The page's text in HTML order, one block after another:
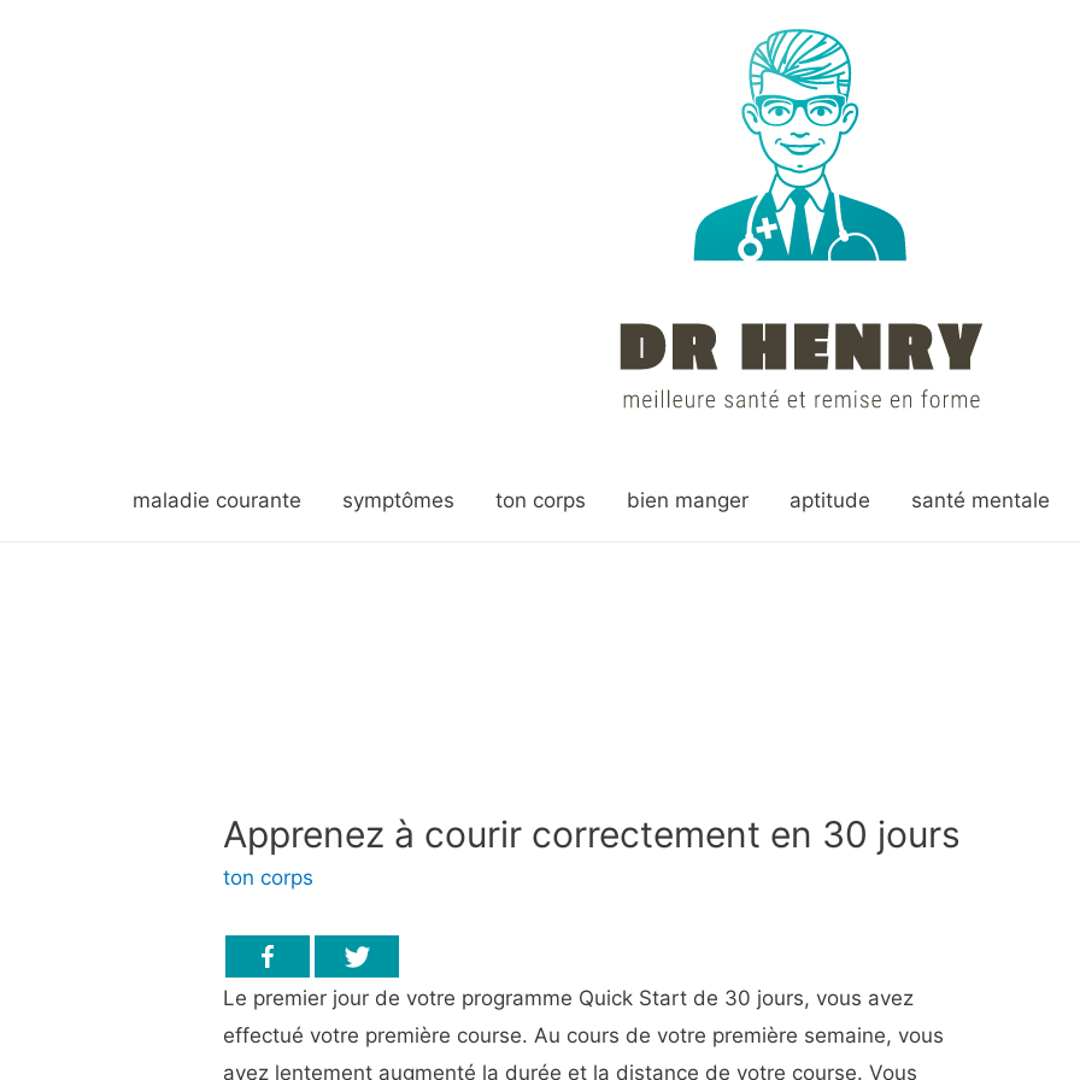
maladie courante symptômes ton corps bien manger aptitude santé mentale
Apprenez à courir correctement en 30 jours
ton corps
Le premier jour de votre programme Quick Start de 30 jours, vous avez
effectué votre première course. Au cours de votre première semaine, vous
avez lentement augmenté la durée et la distance de votre course. Vous